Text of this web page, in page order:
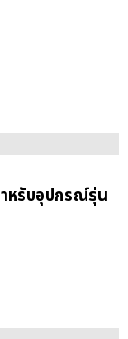
หรับอุปกรณ์รุ่น